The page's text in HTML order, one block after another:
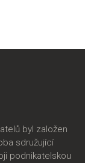
byl založen
sdružující
podnikatelskou